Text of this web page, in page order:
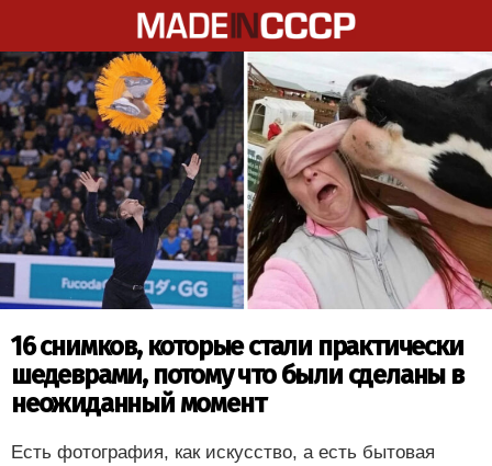
16 снимков, которые стали практически
шедеврами, потому что были сделаны в
неожиданный момент
Есть фотография, как искусство, а есть бытовая